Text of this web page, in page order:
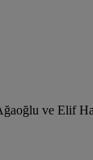
ve Elif